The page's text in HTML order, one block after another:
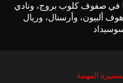
في صفوف كلوب بروج، ونادي
هوف ألبيون، وأرسنال، وريال
المهنية